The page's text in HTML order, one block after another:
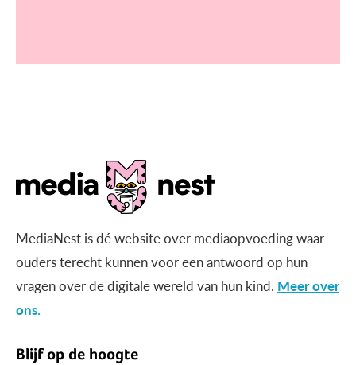
MediaNest is dé website over mediaopvoeding waar
ouders terecht kunnen voor een antwoord op hun
vragen over de digitale wereld van hun kind. Meer over
ons.
Blijf op de hoogte